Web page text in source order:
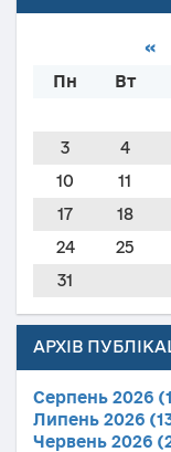
«
Пн Вт
3
4
10
11
17
18
24
25
31
АРХІВ
Серпень 2026
Липень 2026
Червень 2026